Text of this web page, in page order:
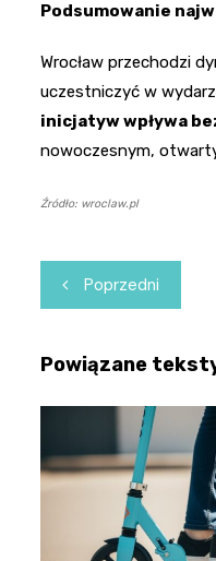
Podsumowanie
Wrocław przechodzi
uczestniczyć w
inicjatyw wpływa
nowoczesnym,
Źródło: wroclaw.pl
Nawigacja
wpisu
Poprzedni
Powiązane